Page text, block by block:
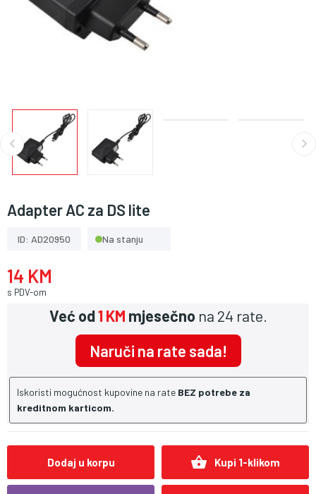
Adapter AC za DS lite
ID: AD20950 Na stanju
14 KM
s PDV-om
Već od1 KM mjesečno na 24 rate.
Naruči na rate sada!
Iskoristi mogućnost kupovine na rate BEZ potrebe za
kreditnom karticom.
Dodaj u korpu shopping_basket Kupi 1-klikom